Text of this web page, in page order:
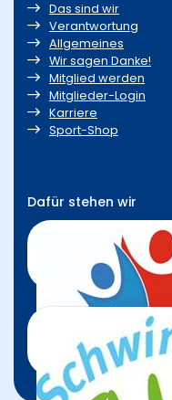
Das sind wir
Verantwortung
Allgemeines
Wir sagen Danke!
Mitglied werden
Mitglieder-Login
Karriere
Sport-Shop
Dafür stehen wir